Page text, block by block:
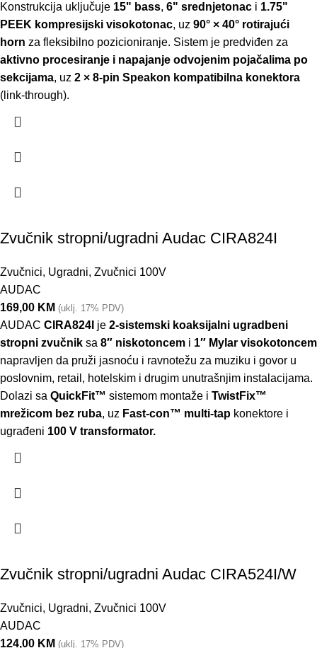
Konstrukcija uključuje 15" bass, 6" srednjetonac i 1.75"
PEEK kompresijski visokotonac, uz 90° × 40° rotirajući
horn za fleksibilno pozicioniranje. Sistem je predviđen za
aktivno procesiranje i napajanje odvojenim pojačalima po
sekcijama, uz 2 × 8-pin Speakon kompatibilna konektora
(link-through).
Zvučnik stropni/ugradni Audac CIRA824I
Zvučnici, Ugradni, Zvučnici 100V
AUDAC
169,00 KM (uklj. 17% PDV)
AUDAC CIRA824I je 2-sistemski koaksijalni ugradbeni
stropni zvučnik sa 8″ niskotoncem i 1″ Mylar visokotoncem
napravljen da pruži jasnoću i ravnotežu za muziku i govor u
poslovnim, retail, hotelskim i drugim unutrašnjim instalacijama.
Dolazi sa QuickFit™ sistemom montaže i TwistFix™
mrežicom bez ruba, uz Fast-con™ multi-tap konektore i
ugrađeni 100 V transformator.
Zvučnik stropni/ugradni Audac CIRA524I/W
Zvučnici, Ugradni, Zvučnici 100V
AUDAC
124,00 KM (uklj. 17% PDV)